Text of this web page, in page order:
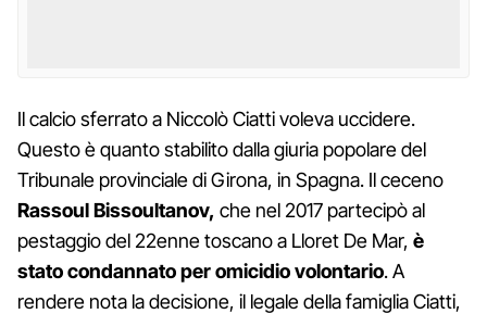
Il calcio sferrato a Niccolò Ciatti voleva uccidere.
Questo è quanto stabilito dalla giuria popolare del
Tribunale provinciale di Girona, in Spagna. Il ceceno
Rassoul Bissoultanov, che nel 2017 partecipò al
pestaggio del 22enne toscano a Lloret De Mar, è
stato condannato per omicidio volontario. A
rendere nota la decisione, il legale della famiglia Ciatti,